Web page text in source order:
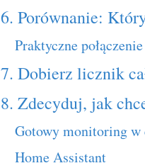
6. Porównanie:
Praktyczne połączenie
7. Dobierz licznik
8. Zdecyduj, jak
Gotowy monitoring w
Home Assistant